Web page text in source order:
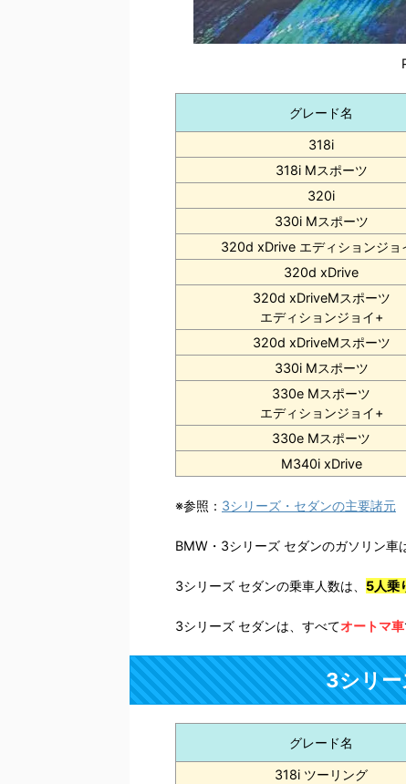
グレード名
318i
318i Mスポーツ
320i
330i Mスポーツ
320d xDrive エディションジョ
320d xDrive
320d xDriveMスポーツ
エディションジョイ+
320d xDriveMスポーツ
330i Mスポーツ
330e Mスポーツ
エディションジョイ+
330e Mスポーツ
M340i xDrive
※参照： 3シリーズ・セダンの主要諸元
BMW・3シリーズ セダンのガソリン車
3シリーズ セダンの乗車人数は、 5人乗
3シリーズ セダンは、すべてオートマ車
3シリー
グレード名
318i ツーリング